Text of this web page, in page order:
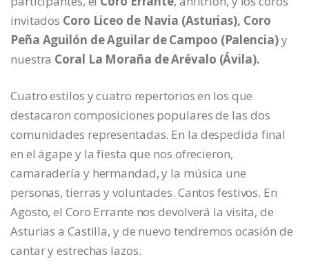
invitados Coro Liceo de Navia (Asturias), Coro
Peña Aguilón deAguilar de Campoo (Palencia)y
nuestra Coral La Moraña de Arévalo (Ávila).
Cuatro estilos y cuatro repertorios en los que
destacaron composiciones populares de las dos
comunidades representadas. En la despedida final
en el ágape y la fiesta que nos ofrecieron,
camaradería y hermandad, y la música une
personas, tierras y voluntades. Cantos festivos. En
Agosto, el Coro Errante nos devolverá la visita, de
Asturias a Castilla, y de nuevo tendremos ocasión de
cantar y estrechas lazos.